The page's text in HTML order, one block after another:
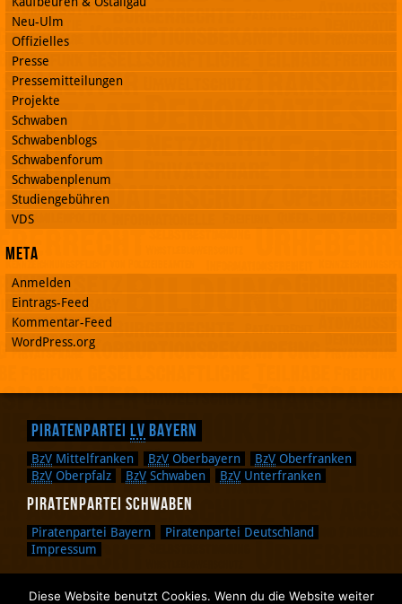
Neu-Ulm
Offizielles
Presse
Pressemitteilungen
Projekte
Schwaben
Schwabenblogs
Schwabenforum
Schwabenplenum
Studiengebühren
VDS
Meta
Anmelden
Eintrags-Feed
Kommentar-Feed
WordPress.org
Piratenpartei LV Bayern
BzV Mittelfranken BzV Oberbayern BzV Oberfranken
BzV Oberpfalz BzV Schwaben BzV Unterfranken
Piratenpartei Schwaben
Piratenpartei Bayern
Piratenpartei Deutschland
Impressum
Zurück nach oben.
Diese Website benutzt Cookies. Wenn du die Website weiter